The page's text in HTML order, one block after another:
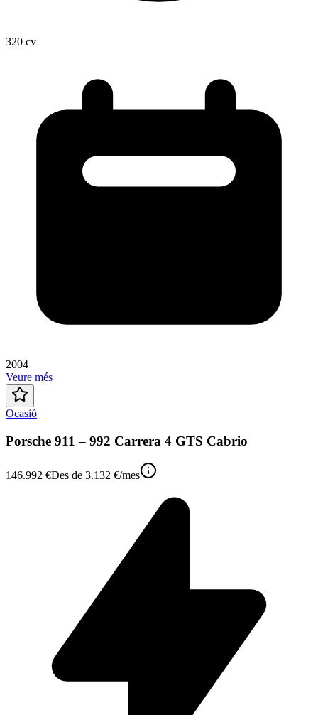
320 cv
2004
Veure més
Ocasió
Porsche 911 – 992 Carrera 4 GTS Cabrio
146.992 €Des de 3.132 €/mes